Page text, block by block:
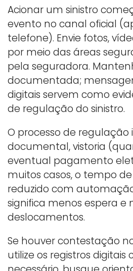
Acionar um sinistro
evento no canal oficial
telefone). Envie fotos,
por meio das áreas
pela seguradora.
documentada;
digitais servem como
de regulação do sinistro.
O processo de regulação
documental, vistoria
eventual pagamento
muitos casos, o tempo
reduzido com
significa menos espera e
deslocamentos.
Se houver contestação
utilize os registros digitais